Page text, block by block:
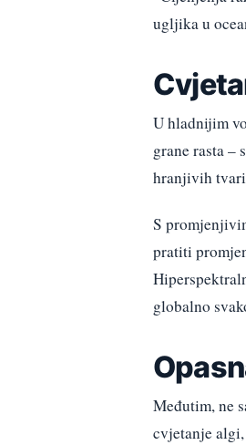
ugljika u
U hladnijim
grane rasta –
hranjivih
S
pratiti
globalno
Međutim, ne
cvjetanje